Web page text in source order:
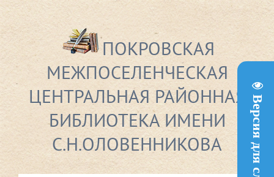
ПОКРОВСКАЯ
МЕЖПОСЕЛЕНЧЕСКАЯ
ЦЕНТРАЛЬНАЯ РАЙОННАЯ
БИБЛИОТЕКА ИМЕНИ
С.Н.ОЛОВЕННИКОВА